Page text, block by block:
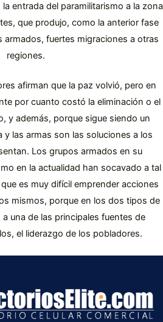
entrada del paramilitarismo a la zona
que produjo, como la anterior fase
armados, fuertes migraciones a otras
regiones.
afirman que la paz volvió, pero en
por cuanto costó la eliminación o el
y además, porque sigue siendo un
y las armas son las soluciones a los
Los grupos armados en su
en la actualidad han socavado a tal
es muy difícil emprender acciones
mismos, porque en los dos tipos de
una de las principales fuentes de
el liderazgo de los pobladores.